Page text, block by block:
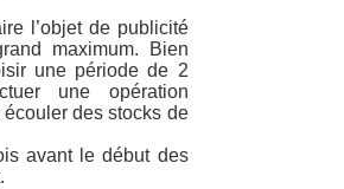
l’objet de publicité
maximum. Bien
une période de 2
une opération
des stocks de
avant le début des